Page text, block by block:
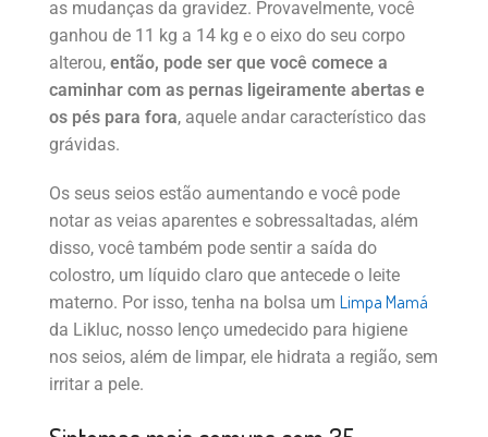
as mudanças da gravidez. Provavelmente, você
ganhou de 11 kg a 14 kg e o eixo do seu corpo
alterou, então, pode ser que você comece a
caminhar com as pernas ligeiramente abertas e
os pés para fora, aquele andar característico das
grávidas.
Os seus seios estão aumentando e você pode
notar as veias aparentes e sobressaltadas, além
disso, você também pode sentir a saída do
colostro, um líquido claro que antecede o leite
materno. Por isso, tenha na bolsa um Limpa Mamá
da Likluc, nosso lenço umedecido para higiene
nos seios, além de limpar, ele hidrata a região, sem
irritar a pele.